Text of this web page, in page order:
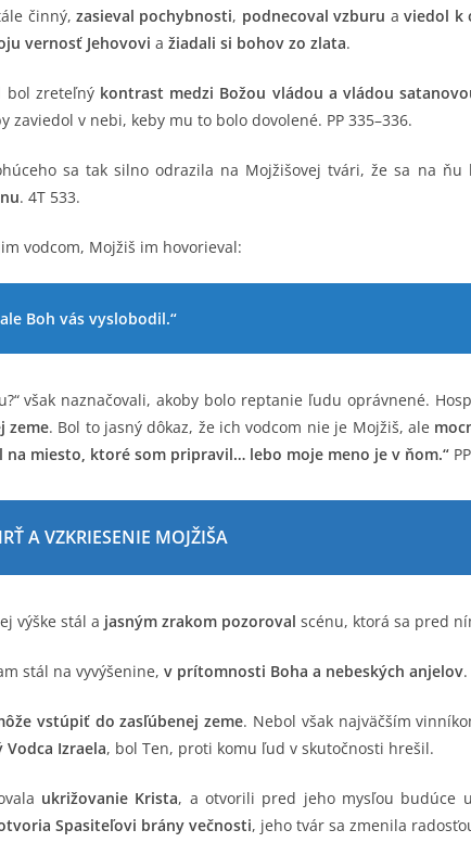
činný, zasieval pochybnosti, podnecoval vzburu aviedol k
vernosť Jehovovi a žiadali si bohov zo zlata.
bol zreteľný kontrast medzi Božou vládou a vládou
zaviedol v nebi, keby mu to bolo dovolené. PP 335–336.
sa tak silno odrazila na Mojžišovej tvári, že sa na
. 4T 533.
vodcom, Mojžiš im hovorieval:
Boh vás vyslobodil.“
však naznačovali, akoby bolo reptanie ľudu oprávnené.
zeme. Bol to jasný dôkaz, že ich vodcom nie je Mojžiš, ale
miesto, ktoré som pripravil… lebo moje meno je v ňom.“
A VZKRIESENIE MOJŽIŠA
výške stál a jasným zrakom pozoroval scénu, ktorá sa pred
stál na vyvýšenine, v prítomnosti Boha a nebeských anjelov
vstúpiť do zasľúbenej zeme. Nebol však najväčším
Izraela, bol Ten, proti komu ľud v skutočnosti hrešil.
ukrižovanie Krista, a otvorili pred jeho mysľou budúce
Spasiteľovi brány večnosti, jeho tvár sa zmenila